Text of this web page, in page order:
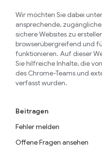
Wir möchten Sie dabei
ansprechende,
sichere Websites zu
browserübergreifend und
funktionieren. Auf dieser
Sie hilfreiche Inhalte, die
des Chrome-Teams und
verfasst wurden.
Beitragen
Fehler melden
Offene Fragen ansehen